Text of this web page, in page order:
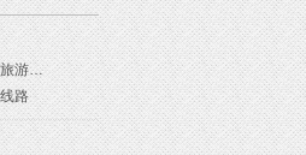
林则徐纪念馆旅游线路
路